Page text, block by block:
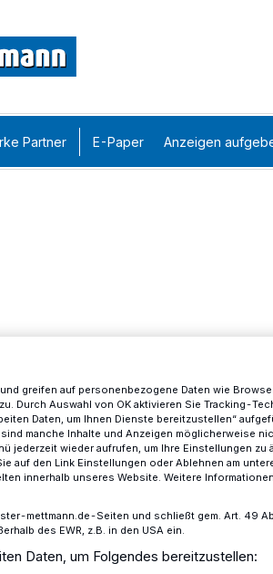
Partner E-Paper Anzeigen
greifen auf personenbezogene Daten wie
Durch Auswahl von OK aktivieren Sie Tracking-
Daten, um Ihnen Dienste bereitzustellen“
manche Inhalte und Anzeigen möglicherweise
jederzeit wieder aufrufen, um Ihre Einstellungen zu
auf den Link Einstellungen oder Ablehnen am
innerhalb unseres Website. Weitere
mettmann.de-Seiten und schließt gem. Art. 49
des EWR, z.B. in den USA ein.
Daten, um Folgendes bereitzustellen: